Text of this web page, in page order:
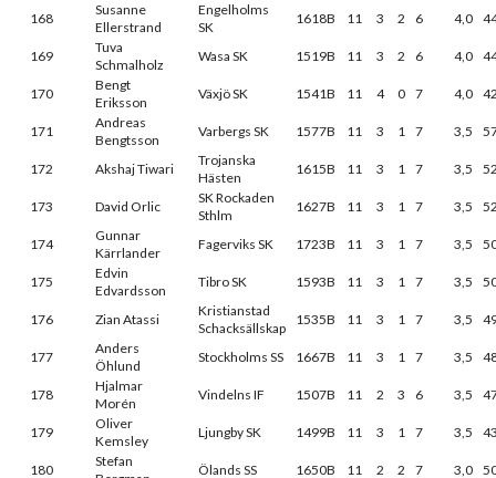
168
Susanne
Ellerstrand
Engelholms
SK
1618B 11 3 2 6 4,0
169
Tuva
Schmalholz
Wasa SK 1519B 11 3 2 6 4,0
170
Bengt
Eriksson
Växjö SK 1541B 11 4 0 7 4,0
171
Andreas
Bengtsson
Varbergs SK 1577B 11 3 1 7 3,5
172 Akshaj Tiwari
Trojanska
Hästen
1615B 11 3 1 7 3,5
173 David Orlic
SK Rockaden
Sthlm
1627B 11 3 1 7 3,5
174
Gunnar
Kärrlander
Fagerviks SK 1723B 11 3 1 7 3,5
175
Edvin
Edvardsson
Tibro SK 1593B 11 3 1 7 3,5
176 Zian Atassi
Kristianstad
Schacksällskap
1535B 11 3 1 7 3,5
177
Anders
Öhlund
Stockholms SS 1667B 11 3 1 7 3,5
178
Hjalmar
Morén
Vindelns IF 1507B 11 2 3 6 3,5
179
Oliver
Kemsley
Ljungby SK 1499B 11 3 1 7 3,5
180
Stefan
Ölands SS 1650B 11 2 2 7 3,0